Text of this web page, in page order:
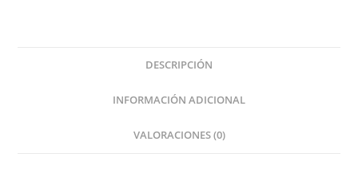
DESCRIPCIÓN
INFORMACIÓN ADICIONAL
VALORACIONES (0)